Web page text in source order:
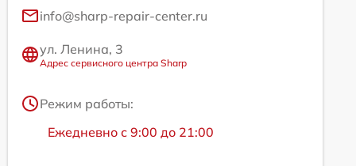
info@sharp-repair-center.ru
ул. Ленина, 3
Адрес сервисного центра Sharp
Режим работы:
Ежедневно с 9:00 до 21:00